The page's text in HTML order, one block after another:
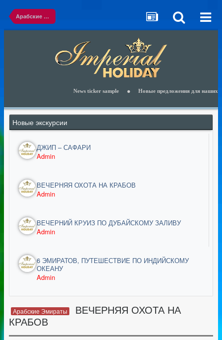
Арабские Эмираты
News ticker sample Новые предложения для наших
Новые экскурсии
ДЖИП – САФАРИ
Admin
ВЕЧЕРНЯЯ ОХОТА НА КРАБОВ
Admin
ВЕЧЕРНИЙ КРУИЗ ПО ДУБАЙСКОМУ ЗАЛИВУ
Admin
6 ЭМИРАТОВ, ПУТЕШЕСТВИЕ ПО ИНДИЙСКОМУ
ОКЕАНУ
Admin
Арабские Эмираты
ВЕЧЕРНЯЯ ОХОТА НА
КРАБОВ